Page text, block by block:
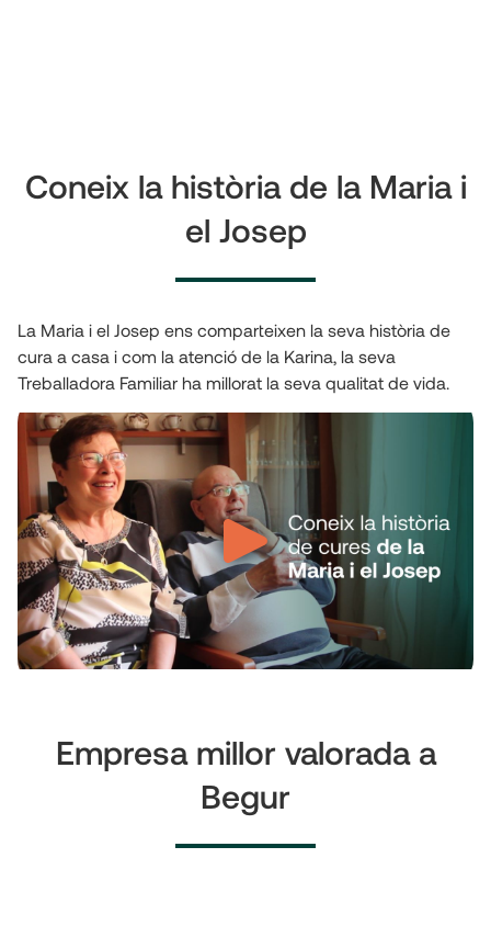
Coneix la història de la Maria i
el Josep
La Maria i el Josep ens comparteixen la seva història de
cura a casa i com la atenció de la Karina, la seva
Treballadora Familiar ha millorat la seva qualitat de vida.
Empresa millor valorada a
Begur